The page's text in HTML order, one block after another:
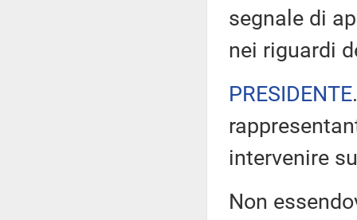
segnale di
nei riguardi
PRESIDENTE
intervenire
Non